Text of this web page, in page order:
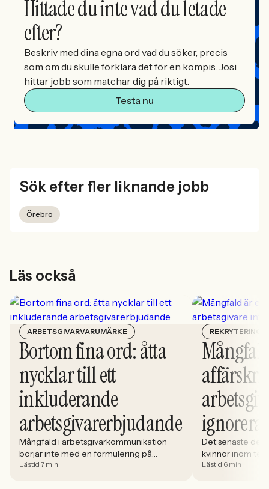
Hittade du inte vad du letade
efter?
Beskriv med dina egna ord vad du söker, precis
som om du skulle förklara det för en kompis. Josi
hittar jobb som matchar dig på riktigt.
Testa nu
Sök efter fler liknande jobb
Örebro
Läs också
ARBETSGIVARVARUMÄRKE
Bortom fina ord: åtta
nycklar till ett
inkluderande
arbetsgivarerbjudande
Mångfald i arbetsgivarkommunikation
börjar inte med en formulering på
karriärsidan. Den börjar i hur rekryteringen
Lästid 7 min
REKRYTERING
ignorera
Det senaste
kvinnor inom
stadigt på 30%.
Lästid 6 min